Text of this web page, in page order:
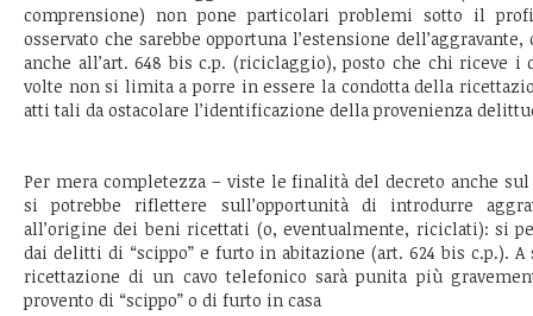
comprensione) non pone particolari problemi sotto il
osservato che sarebbe opportuna l’estensione
anche all’art. 648 bis c.p. (riciclaggio), posto che chi riceve
volte non si limita a porre in essere la condotta della
atti tali da ostacolare l’identificazione della provenienza
Per mera completezza – viste le finalità del decreto anche
si potrebbe riflettere sull’opportunità di introdurre
all’origine dei beni ricettati (o, eventualmente, riciclati): si
dai delitti di “scippo” e furto in abitazione (art. 624 bis c.p.).
ricettazione di un cavo telefonico sarà punita più
provento di “scippo” o di furto in casa